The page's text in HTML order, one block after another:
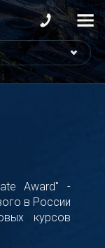
Award" -
в России
курсов